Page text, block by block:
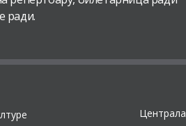
ради.
Централа